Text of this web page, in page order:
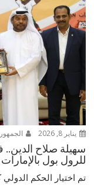
يناير 8, 2026
سهيلة صلاح الدين..
للرول بول بالإمارات
تم اختيار الحكم